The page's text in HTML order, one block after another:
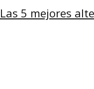
Las 5 mejores